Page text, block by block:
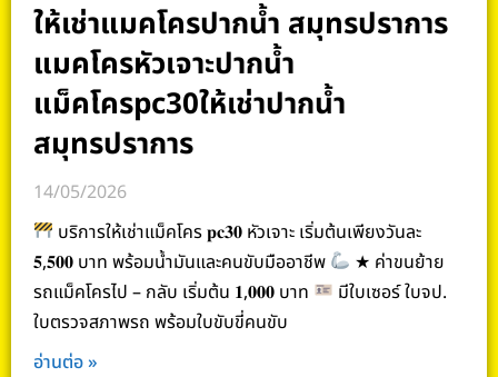
ให้เช่าแมคโครปากน้ำ สมุทรปราการ
แมคโครหัวเจาะปากน้ำ
แม็คโครpc30ให้เช่าปากน้ำ
สมุทรปราการ
14/05/2026
บริการให้เช่าแม็คโคร 𝐩𝐜𝟑𝟎 หัวเจาะ เริ่มต้นเพียงวันละ
𝟓,𝟓𝟎𝟎 บาท พร้อมน้ำมันและคนขับมืออาชีพ
★ ค่าขนย้าย
รถแม็คโครไป – กลับ เริ่มต้น 𝟏,𝟎𝟎𝟎 บาท
มีใบเซอร์ ใบจป.
ใบตรวจสภาพรถ พร้อมใบขับขี่คนขับ
อ่านต่อ »